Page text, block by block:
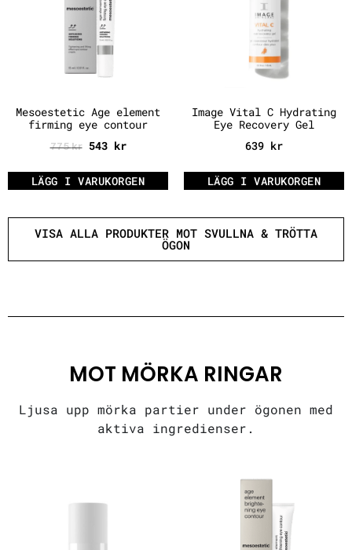
Mesoestetic Age element
firming eye contour
775kr 543 kr
LÄGG I VARUKORGEN
Image Vital C Hydrating
Eye Recovery Gel
639 kr
LÄGG I VARUKORGEN
VISA ALLA PRODUKTER MOT SVULLNA & TRÖTTA
ÖGON
MOT MÖRKA RINGAR
Ljusa upp mörka partier under ögonen med
aktiva ingredienser.